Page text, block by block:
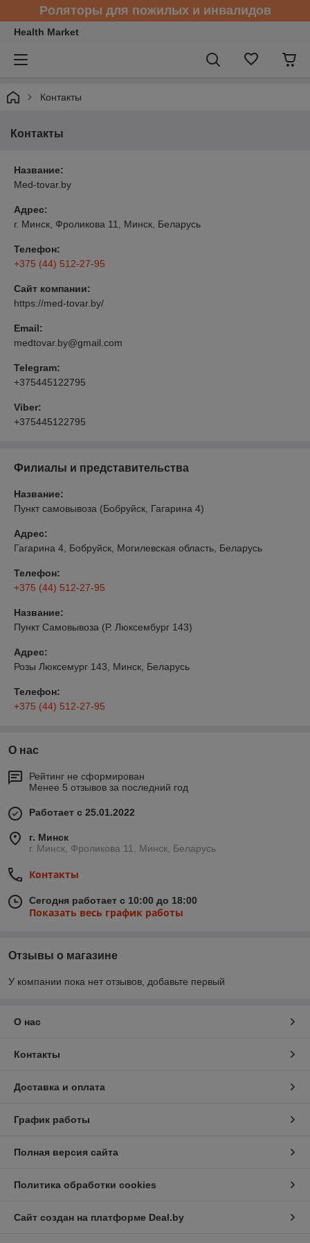
Роляторы для пожилых и инвалидов
Health Market
Контакты
Контакты
Название:
Med-tovar.by
Адрес:
г. Минск, Фроликова 11, Минск, Беларусь
Телефон:
+375 (44) 512-27-95
Сайт компании:
https://med-tovar.by/
Email:
medtovar.by@gmail.com
Telegram:
+375445122795
Viber:
+375445122795
Филиалы и представительства
Название:
Пункт самовывоза (Бобруйск, Гагарина 4)
Адрес:
Гагарина 4, Бобруйск, Могилевская область, Беларусь
Телефон:
+375 (44) 512-27-95
Название:
Пункт Самовывоза (Р. Люксембург 143)
Адрес:
Розы Люксемург 143, Минск, Беларусь
Телефон:
+375 (44) 512-27-95
О нас
Рейтинг не сформирован
Менее 5 отзывов за последний год
Работает с 25.01.2022
г. Минск
г. Минск, Фроликова 11, Минск, Беларусь
Контакты
Сегодня работает с 10:00 до 18:00
Показать весь график работы
Отзывы о магазине
У компании пока нет отзывов, добавьте первый
О нас
Контакты
Доставка и оплата
График работы
Полная версия сайта
Политика обработки cookies
Сайт создан на платформе Deal.by